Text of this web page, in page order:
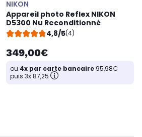
NIKON
Appareil photo Reflex NIKON
D5300 Nu Reconditionné
4,8/5(4)
349,00€
ou 4x par carte bancaire 95,98€
puis 3x 87,25